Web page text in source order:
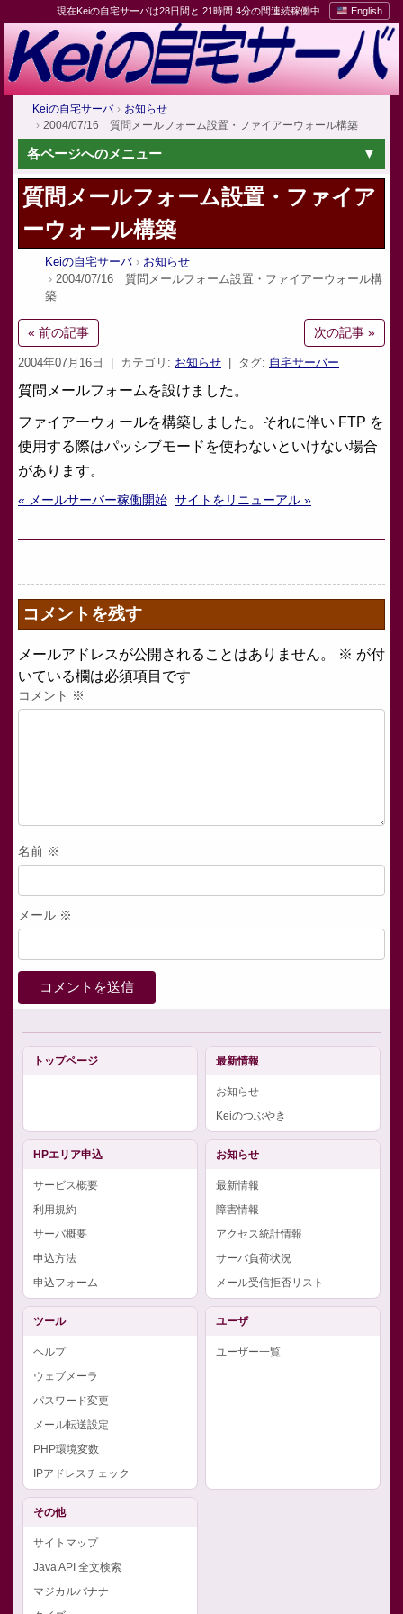
現在Keiの自宅サーバは28日間と 21時間 4分の間連続稼働中 English
Keiの自宅サーバ
お知らせ
2004/07/16 質問メールフォーム設置・ファイアーウォール構築
各ページへのメニュー
質問メールフォーム設置・ファイア
ーウォール構築
Keiの自宅サーバ
お知らせ
2004/07/16 質問メールフォーム設置・ファイアーウォール構
築
« 前の記事 次の記事 »
2004年07月16日 | カテゴリ: お知らせ | タグ: 自宅サーバー
質問メールフォームを設けました。
ファイアーウォールを構築しました。それに伴い FTP を
使用する際はパッシブモードを使わないといけない場合
があります。
« メールサーバー稼働開始 サイトをリニューアル »
コメントを残す
メールアドレスが公開されることはありません。 ※ が付
いている欄は必須項目です
コメント ※
名前 ※
メール ※
トップページ 最新情報
お知らせ
Keiのつぶやき
HPエリア申込
サービス概要
利用規約
サーバ概要
申込方法
申込フォーム
お知らせ
最新情報
障害情報
アクセス統計情報
サーバ負荷状況
メール受信拒否リスト
ツール
ヘルプ
ウェブメーラ
パスワード変更
メール転送設定
PHP環境変数
IPアドレスチェック
ユーザ
ユーザー一覧
その他
サイトマップ
Java API 全文検索
マジカルバナナ